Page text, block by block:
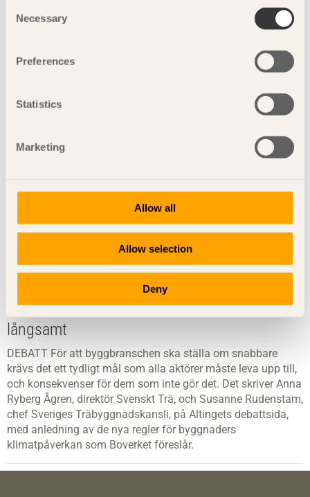
Selection
Necessary
Preferences
Statistics
Marketing
Allow all
Allow selection
Deny
ARTIKEL Ambitionerna kring hållbarhet var höga inför OS i
Klimatomställningen i byggbranschen går för
långsamt
DEBATT För att byggbranschen ska ställa om snabbare
krävs det ett tydligt mål som alla aktörer måste leva upp till,
och konsekvenser för dem som inte gör det. Det skriver Anna
Ryberg Ågren, direktör Svenskt Trä, och Susanne Rudenstam,
chef Sveriges Träbyggnadskansli, på Altingets debattsida,
med anledning av de nya regler för byggnaders
klimatpåverkan som Boverket föreslår.